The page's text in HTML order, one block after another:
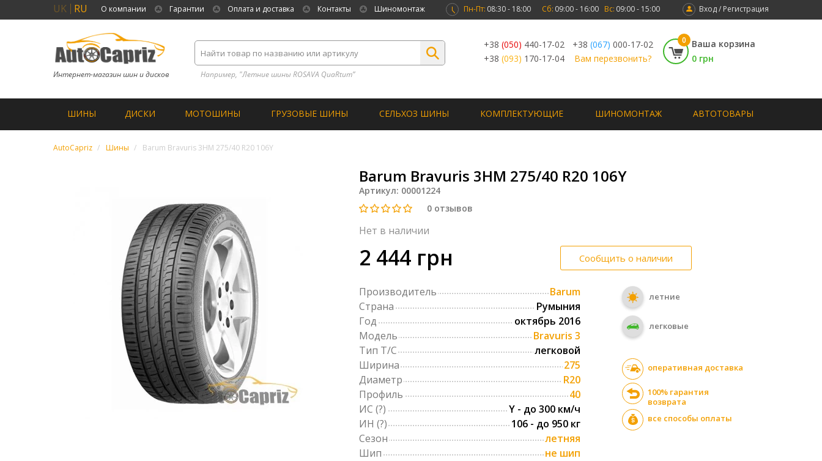
UK RU О компании Гарантии Оплата и доставка Контакты Шиномонтаж Вход / Регистрация
Пн-Пт: 08:30 - 18:00 Сб: 09:00 - 16:00 Вс: 09:00 - 15:00
Интернет-магазин шин и дисков Например, "Летние шины ROSAVA QuaRtum”
+38 (050) 440-17-02 +38 (067) 000-17-02
+38 (093) 170-17-04 Вам перезвонить?
0
Ваша корзина
0 грн
ШИНЫ ДИСКИ МОТОШИНЫ ГРУЗОВЫЕ ШИНЫ СЕЛЬХОЗ ШИНЫ КОМПЛЕКТУЮЩИЕ ШИНОМОНТАЖ АВТОТОВАРЫ
AutoCapriz Шины Barum Bravuris 3HM 275/40 R20 106Y
Barum Bravuris 3HM 275/40 R20 106Y
Артикул: 00001224
0 отзывов
Нет в наличии
2 444 грн Сообщить о наличии
Производитель
Barum
Страна
Румыния
Год
октябрь 2016
Модель
Bravuris 3
Тип Т/С
легковой
Ширина
275
Диаметр
R20
Профиль
40
ИС (?)
Y - до 300 км/ч
ИН (?)
106 - до 950 кг
Сезон
летняя
Шип
не шип
летние
легковые
оперативная доставка
100% гарантия
возврата
все способы оплаты